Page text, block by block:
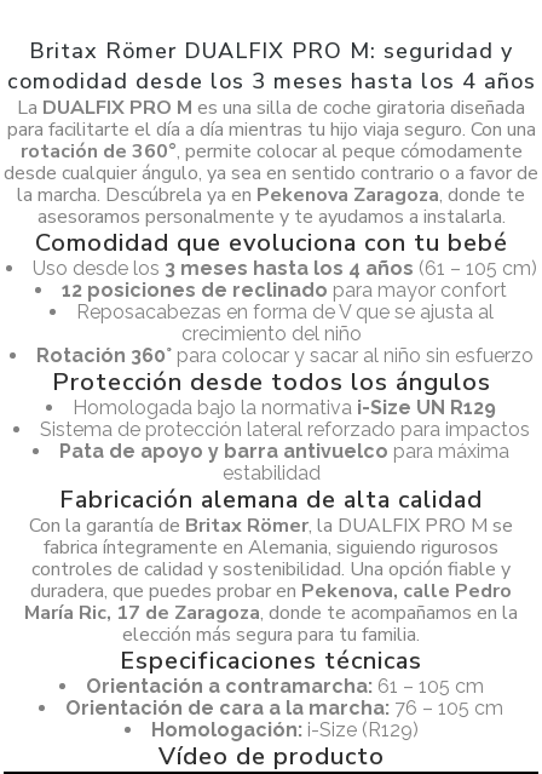
Britax Römer DUALFIX PRO M: seguridad y
comodidad desde los 3 meses hasta los 4 años
La DUALFIX PRO M es una silla de coche giratoria diseñada
para facilitarte el día a día mientras tu hijo viaja seguro. Con una
rotación de 360°, permite colocar al peque cómodamente
desde cualquier ángulo, ya sea en sentido contrario o a favor de
la marcha. Descúbrela ya en Pekenova Zaragoza, donde te
asesoramos personalmente y te ayudamos a instalarla.
Comodidad que evoluciona con tu bebé
Uso desde los 3 meses hasta los 4 años (61 – 105 cm)
12 posiciones de reclinado para mayor confort
Reposacabezas en forma de V que se ajusta al
crecimiento del niño
Rotación 360°para colocar y sacar al niño sin esfuerzo
Protección desde todos los ángulos
Homologada bajo la normativa i-Size UN R129
Sistema de protección lateral reforzado para impactos
Pata de apoyo y barra antivuelco para máxima
estabilidad
Fabricación alemana de alta calidad
Con la garantía de Britax Römer, la DUALFIX PRO M se
fabrica íntegramente en Alemania, siguiendo rigurosos
controles de calidad y sostenibilidad. Una opción fiable y
duradera, que puedes probar en Pekenova, calle Pedro
María Ric, 17 de Zaragoza, donde te acompañamos en la
elección más segura para tu familia.
Especificaciones técnicas
Orientación a contramarcha:61 – 105 cm
Orientación de cara a la marcha: 76 – 105 cm
Homologación:i-Size (R129)
Vídeo de producto